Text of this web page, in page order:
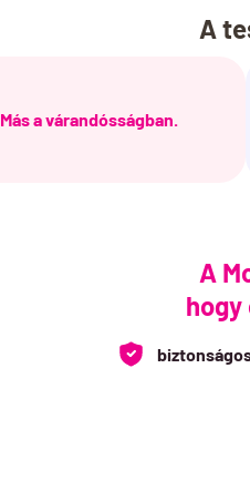
A
Más a várandósságban.
A